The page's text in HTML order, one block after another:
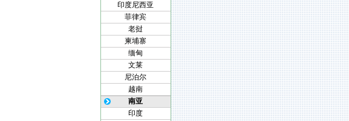
印度尼西亚
菲律宾
老挝
柬埔寨
缅甸
文莱
尼泊尔
越南
南亚
印度